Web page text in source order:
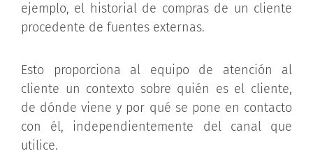
ejemplo, el historial de compras de un cliente
procedente de fuentes externas.
Esto proporciona al equipo de atención al
cliente un contexto sobre quién es el cliente,
de dónde viene y por qué se pone en contacto
con él, independientemente del canal que
utilice.